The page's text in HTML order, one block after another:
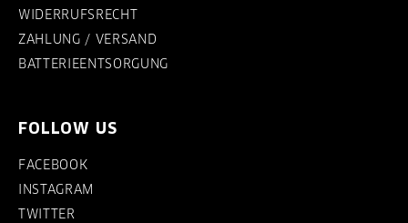
WIDERRUFSRECHT
ZAHLUNG / VERSAND
BATTERIEENTSORGUNG
FOLLOW US
FACEBOOK
INSTAGRAM
TWITTER